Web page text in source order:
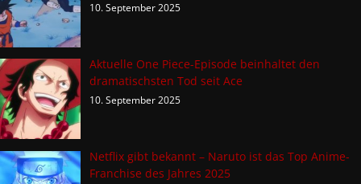
10. September 2025
Aktuelle One Piece-Episode beinhaltet den
dramatischsten Tod seit Ace
10. September 2025
Netflix gibt bekannt – Naruto ist das Top Anime-
Franchise des Jahres 2025